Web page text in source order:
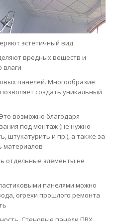
эстетичный вид
вредных веществ и
влаги
панелей. Многообразие
создать уникальный
возможно благодаря
под монтаж (не нужно
штукатурить и пр.), а также за
материалов
отдельные элементы не
панелями можно
огрехи прошлого ремонта